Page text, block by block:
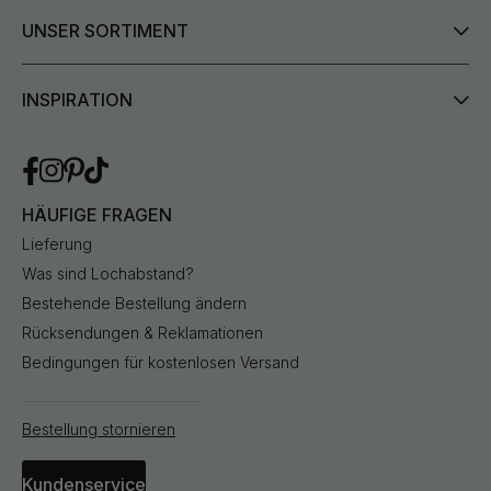
UNSER SORTIMENT
INSPIRATION
HÄUFIGE FRAGEN
Lieferung
Was sind Lochabstand?
Bestehende Bestellung ändern
Rücksendungen & Reklamationen
Bedingungen für kostenlosen Versand
Bestellung stornieren
Kundenservice